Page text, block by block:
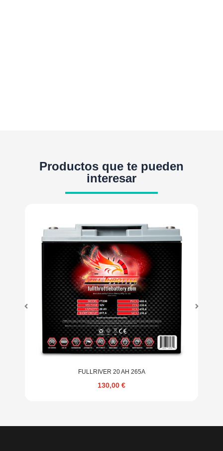
Productos que te pueden
interesar
FULLRIVER 20 AH 265A
130,00 €